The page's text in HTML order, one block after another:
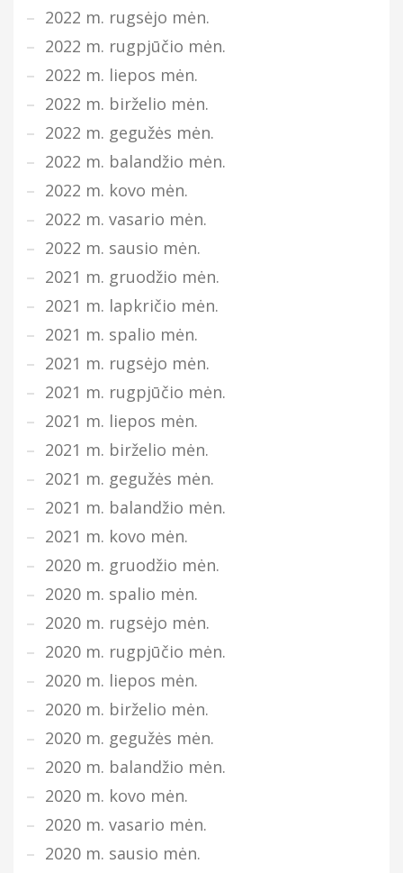
2022 m. rugsėjo mėn.
2022 m. rugpjūčio mėn.
2022 m. liepos mėn.
2022 m. birželio mėn.
2022 m. gegužės mėn.
2022 m. balandžio mėn.
2022 m. kovo mėn.
2022 m. vasario mėn.
2022 m. sausio mėn.
2021 m. gruodžio mėn.
2021 m. lapkričio mėn.
2021 m. spalio mėn.
2021 m. rugsėjo mėn.
2021 m. rugpjūčio mėn.
2021 m. liepos mėn.
2021 m. birželio mėn.
2021 m. gegužės mėn.
2021 m. balandžio mėn.
2021 m. kovo mėn.
2020 m. gruodžio mėn.
2020 m. spalio mėn.
2020 m. rugsėjo mėn.
2020 m. rugpjūčio mėn.
2020 m. liepos mėn.
2020 m. birželio mėn.
2020 m. gegužės mėn.
2020 m. balandžio mėn.
2020 m. kovo mėn.
2020 m. vasario mėn.
2020 m. sausio mėn.